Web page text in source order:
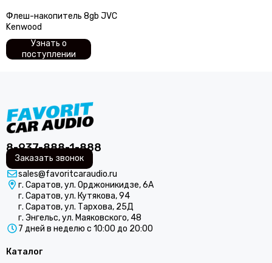
StP
SWAT
Stinger
SKY
TEAC
TSA
Tonemix
URAL
Vibe
Zapco
Zeus
Флеш-накопитель 8gb JVC
Kenwood
Узнать о
поступлении
8-937-888-1-888
Заказать звонок
sales@favoritcaraudio.ru
г. Саратов, ул. Орджоникидзе, 6А
г. Саратов, ул. Кутякова, 94
г. Саратов, ул. Тархова, 25Д
г. Энгельс, ул. Маяковского, 48
7 дней в неделю с 10:00 до 20:00
Каталог